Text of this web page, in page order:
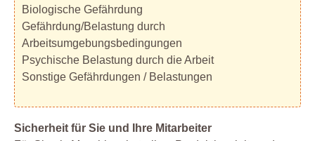
Biologische Gefährdung
Gefährdung/Belastung durch
Arbeitsumgebungsbedingungen
Psychische Belastung durch die Arbeit
Sonstige Gefährdungen / Belastungen
Sicherheit für Sie und Ihre Mitarbeiter